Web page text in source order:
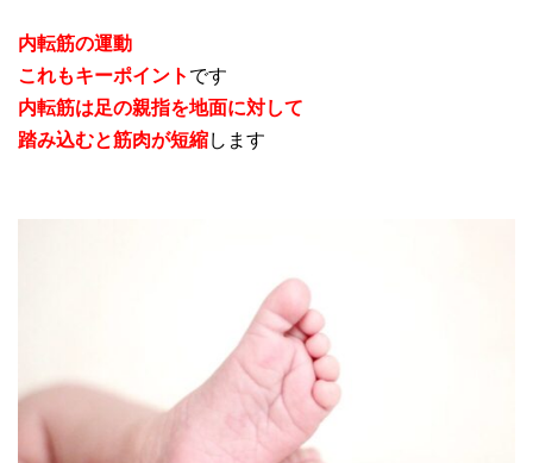
内転筋の運動
これもキーポイントです
内転筋は足の親指を地面に対して
踏み込むと筋肉が短縮します